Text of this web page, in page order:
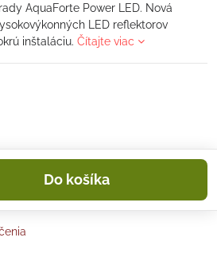
AquaForte Power LED. Nová
LED reflektorov
inštaláciu. Čítajte viac
Do košíka